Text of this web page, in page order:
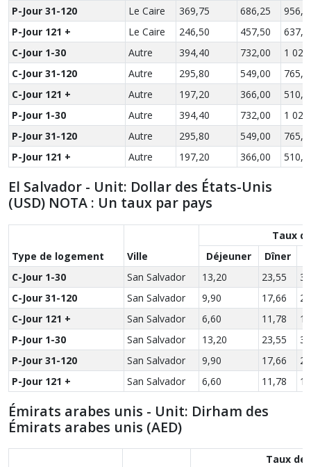
P-Jour 31-120
Le Caire 369,75 686,25
P-Jour 121 +
Le Caire 246,50 457,50
C-Jour 1-30
Autre 394,40 732,00
1
C-Jour 31-120
Autre 295,80 549,00
C-Jour 121 +
Autre 197,20 366,00
P-Jour 1-30
Autre 394,40 732,00
1
P-Jour 31-120
Autre 295,80 549,00
P-Jour 121 +
Autre 197,20 366,00
El Salvador - Unit: Dollar des États-Unis
(USD) NOTA : Un taux par pays
Type de logement Ville
Taux
Déjeuner
Dîner
C-Jour 1-30
San Salvador 13,20 23,55
C-Jour 31-120
San Salvador 9,90 17,66
C-Jour 121 +
San Salvador 6,60 11,78
P-Jour 1-30
San Salvador 13,20 23,55
P-Jour 31-120
San Salvador 9,90 17,66
P-Jour 121 +
San Salvador 6,60 11,78
Émirats arabes unis - Unit: Dirham des
Émirats arabes unis (AED)
Taux